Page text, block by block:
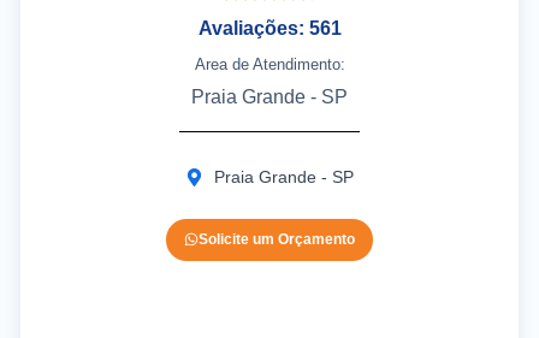
Avaliações: 561
Area de Atendimento:
Praia Grande - SP
Praia Grande - SP
Solicite um Orçamento